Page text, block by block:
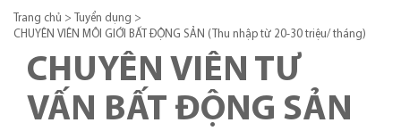
Trang chủ > Tuyển dụng >
CHUYÊN VIÊN MÔI GIỚI BẤT ĐỘNG SẢN (Thu nhập từ 20-30 triệu/ tháng)
CHUYÊN VIÊN TƯ
VẤN BẤT ĐỘNG SẢN